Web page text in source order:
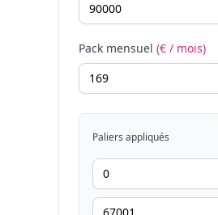
Pack mensuel (€ / mois)
Paliers appliqués